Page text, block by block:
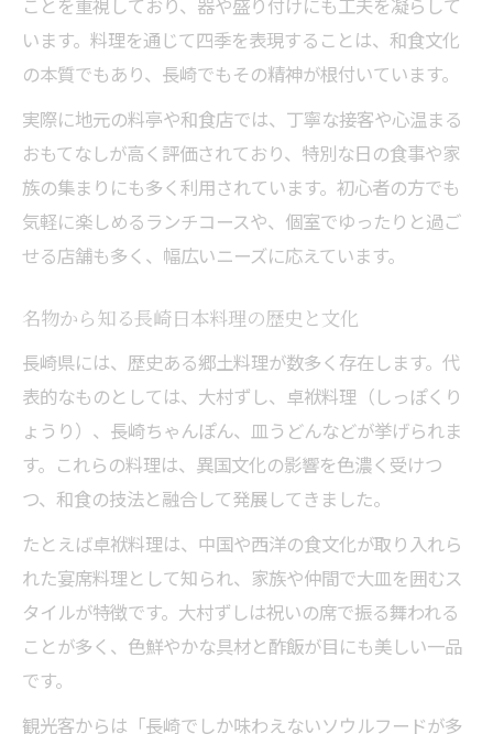
ことを重視しており、器や盛り付けにも工夫を凝らして
います。料理を通じて四季を表現することは、和食文化
の本質でもあり、長崎でもその精神が根付いています。
実際に地元の料亭や和食店では、丁寧な接客や心温まる
おもてなしが高く評価されており、特別な日の食事や家
族の集まりにも多く利用されています。初心者の方でも
気軽に楽しめるランチコースや、個室でゆったりと過ご
せる店舗も多く、幅広いニーズに応えています。
名物から知る長崎日本料理の歴史と文化
長崎県には、歴史ある郷土料理が数多く存在します。代
表的なものとしては、大村ずし、卓袱料理（しっぽくり
ょうり）、長崎ちゃんぽん、皿うどんなどが挙げられま
す。これらの料理は、異国文化の影響を色濃く受けつ
つ、和食の技法と融合して発展してきました。
たとえば卓袱料理は、中国や西洋の食文化が取り入れら
れた宴席料理として知られ、家族や仲間で大皿を囲むス
タイルが特徴です。大村ずしは祝いの席で振る舞われる
ことが多く、色鮮やかな具材と酢飯が目にも美しい一品
です。
観光客からは「長崎でしか味わえないソウルフードが多